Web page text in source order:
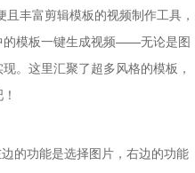
丰富剪辑模板的视频制作工具，
的模板一键生成视频——无论是图
。这里汇聚了超多风格的模板，
的功能是选择图片，右边的功能